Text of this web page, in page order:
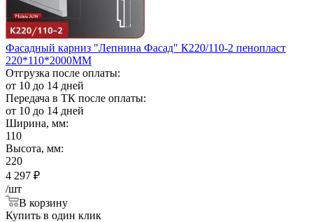
Фасадный карниз "Лепнина Фасад" К220/110-2 пенопласт
220*110*2000ММ
Отгрузка после оплаты:
от 10 до 14 дней
Передача в ТК после оплаты:
от 10 до 14 дней
Ширина, мм:
110
Высота, мм:
220
4 297 ₽
/шт
В корзину
Купить в один клик